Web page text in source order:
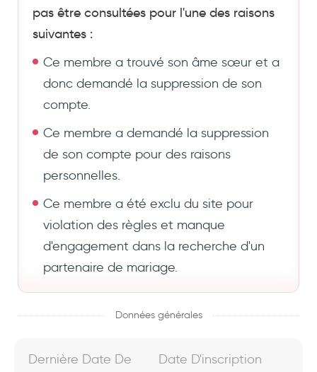
pas être consultées pour l'une des raisons
suivantes :
Ce membre a trouvé son âme sœur et a
donc demandé la suppression de son
compte.
Ce membre a demandé la suppression
de son compte pour des raisons
personnelles.
Ce membre a été exclu du site pour
violation des règles et manque
d'engagement dans la recherche d'un
partenaire de mariage.
Données générales
Dernière Date De
Date D'inscription